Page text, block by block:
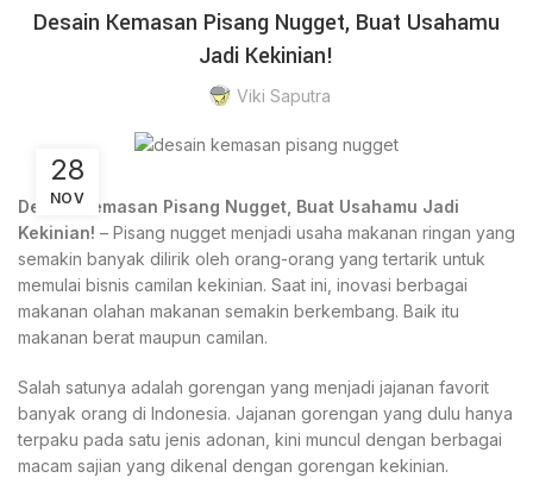
Desain Kemasan Pisang Nugget, Buat Usahamu
Jadi Kekinian!
Viki Saputra
28
NOV
Desain Kemasan Pisang Nugget, Buat Usahamu Jadi
Kekinian! – Pisang nugget menjadi usaha makanan ringan yang
semakin banyak dilirik oleh orang-orang yang tertarik untuk
memulai bisnis camilan kekinian. Saat ini, inovasi berbagai
makanan olahan makanan semakin berkembang. Baik itu
makanan berat maupun camilan.
Salah satunya adalah gorengan yang menjadi jajanan favorit
banyak orang di Indonesia. Jajanan gorengan yang dulu hanya
terpaku pada satu jenis adonan, kini muncul dengan berbagai
macam sajian yang dikenal dengan gorengan kekinian.